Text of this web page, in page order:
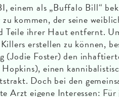
einem als „Buffalo Bill“
kommen, der seine
Teile ihrer Haut entfernt.
erstellen zu können,
(Jodie Foster) den
einen
Doch bei den
Arzt eigene Interessen: